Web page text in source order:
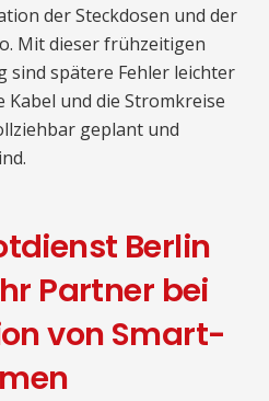
der Steckdosen und der
Mit dieser frühzeitigen
sind spätere Fehler leichter
Kabel und die Stromkreise
geplant und
Berlin
Partner bei
von Smart-